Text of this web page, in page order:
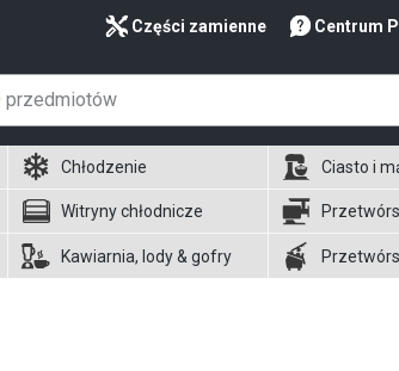
Części zamienne Centrum
Chłodzenie Ciasto i
Witryny chłodnicze
Kawiarnia, lody & gofry